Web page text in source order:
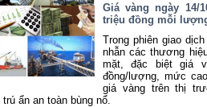
Giá vàng ngày 14/
triệu đồng mỗi
Trong phiên giao
nhẫn các thương
mặt, đặc biệt giá
đồng/lượng, mức
giá vàng trên thị
ẩn an toàn bùng nổ.